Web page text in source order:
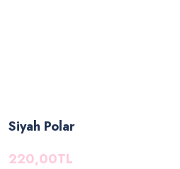
Siyah Polar
220,00TL